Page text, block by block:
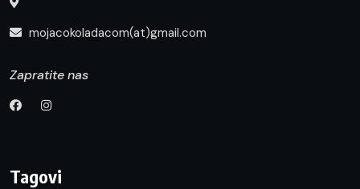
mojacokoladacom(at)gmail.com
Zapratite nas
Tagovi